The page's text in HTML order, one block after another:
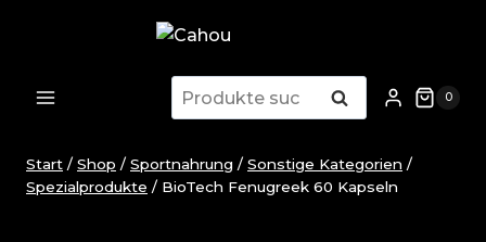
Suchen
nach:
Suchen 0
Start / Shop / Sportnahrung / Sonstige Kategorien /
Spezialprodukte / BioTech Fenugreek 60 Kapseln